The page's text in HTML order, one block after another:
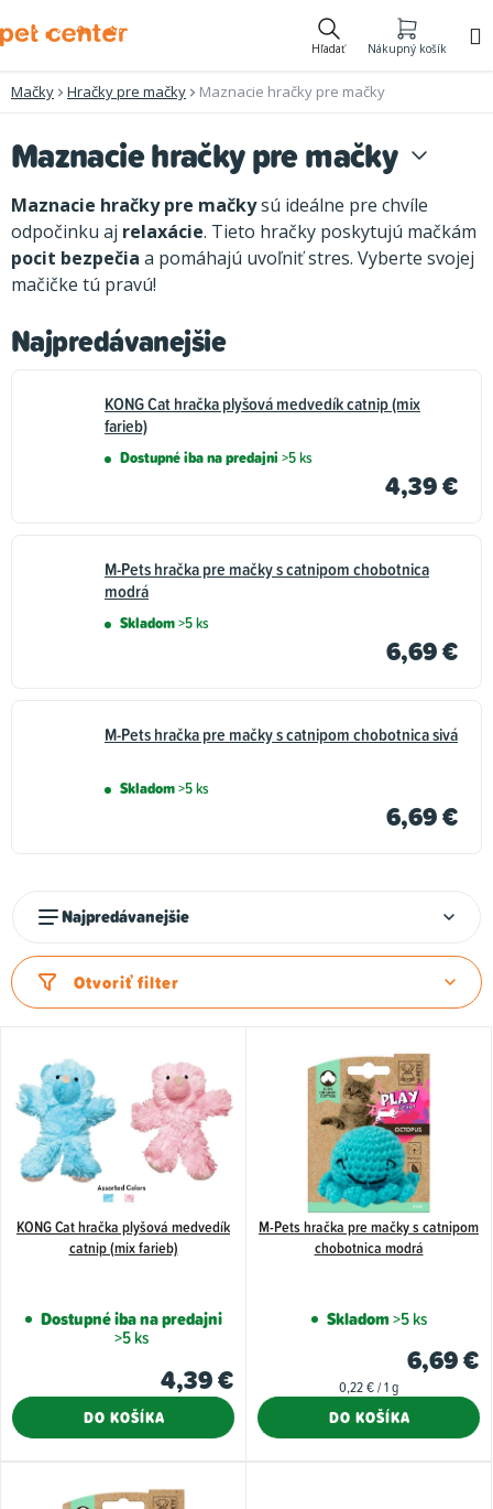
na
Hľadať Nákupný košík
Mačky Hračky pre mačky Maznacie hračky pre mačky
Maznacie hračky pre mačky
Maznacie hračky pre mačkysú ideálne pre chvíle
odpočinku aj relaxácie. Tieto hračky poskytujú mačkám
pocit bezpečia a pomáhajú uvoľniť stres. Vyberte svojej
mačičke tú pravú!
Najpredávanejšie
KONG Cat hračka plyšová medvedík catnip (mix
farieb)
Dostupné iba na predajni >5 ks
4,39 €
M-Pets hračka pre mačky s catnipom chobotnica
modrá
Skladom>5 ks
6,69 €
M-Pets hračka pre mačky s catnipom chobotnica sivá
Skladom>5 ks
6,69 €
d
e
e
r
d
v
Najpredávanejšie
Otvoriť filter
ý
p
s
r
d
t
o
KONG Cat hračka plyšová medvedík
catnip (mix farieb)
Dostupné iba na predajni
>5 ks
4,39 €
DO KOŠÍKA
M-Pets hračka pre mačky s catnipom
chobotnica modrá
Skladom>5 ks
6,69 €
Jednotková
0,22 € / 1 g
DO KOŠÍKA